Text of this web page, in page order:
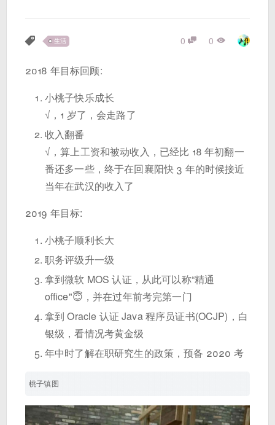
生活 0 0
2018 年目标回顾:
小桃子快乐成长
√，1 岁了，会走路了
收入翻番
√，算上工资和被动收入，已经比 18 年初翻一
番还多一些，终于在回襄阳快 3 年的时候接近
当年在武汉的收入了
2019 年目标:
小桃子顺利长大
职务评级升一级
拿到微软 MOS 认证，从此可以称“精通
office"😇，并在过年前考完第一门
拿到 Oracle 认证 Java 程序员证书(OCJP)，白
银级，看情况考黄金级
年中时了解在职研究生的政策，预备 2020 考